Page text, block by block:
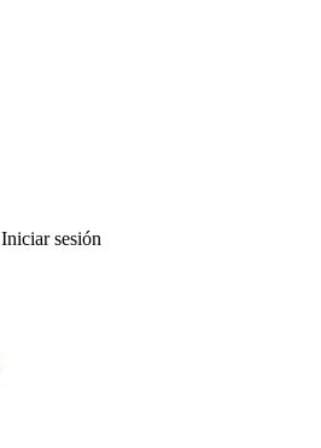
Iniciar sesión